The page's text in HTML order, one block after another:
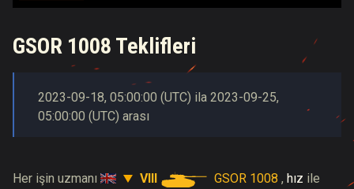
GSOR 1008 Teklifleri
2023-09-18, 05:00:00 (UTC) ila 2023-09-25,
05:00:00 (UTC) arası
Her işin uzmanı VIII GSOR 1008 , hız ile